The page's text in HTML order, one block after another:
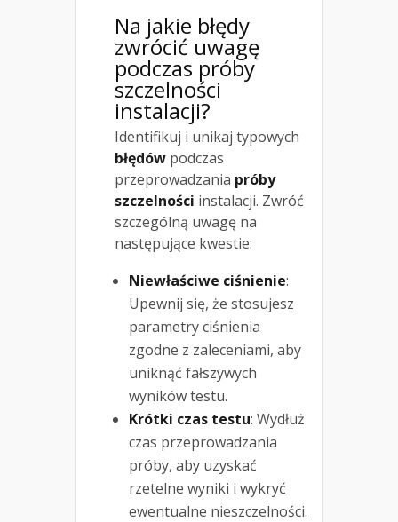
Na jakie błędy
zwrócić uwagę
podczas próby
szczelności
instalacji?
Identifikuj i unikaj typowych
błędów podczas
przeprowadzania próby
szczelności instalacji. Zwróć
szczególną uwagę na
następujące kwestie:
Niewłaściwe ciśnienie:
Upewnij się, że stosujesz
parametry ciśnienia
zgodne z zaleceniami, aby
uniknąć fałszywych
wyników testu.
Krótki czas testu: Wydłuż
czas przeprowadzania
próby, aby uzyskać
rzetelne wyniki i wykryć
ewentualne nieszczelności.